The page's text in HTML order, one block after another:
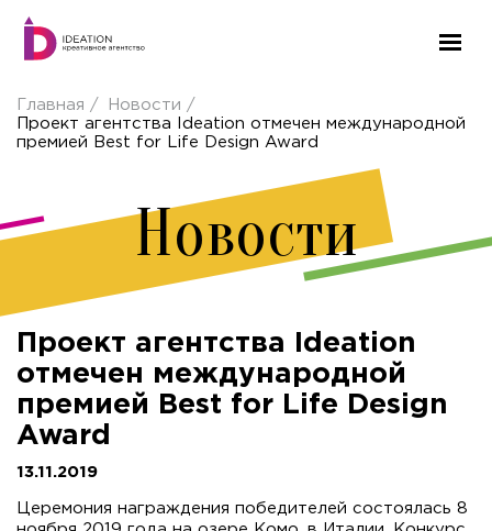
Главная
Новости
Проект агентства Ideation отмечен международной
премией Best for Life Design Award
Новости
Проект агентства Ideation
отмечен международной
премией Best for Life Design
Award
13.11.2019
Церемония награждения победителей состоялась 8